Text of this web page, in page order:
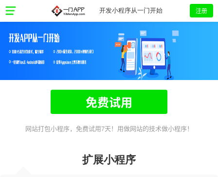
开发小程序从一门开始 注册
免费试用
网站打包小程序，免费试用7天！用做网站的技术做小程序！
扩展小程序